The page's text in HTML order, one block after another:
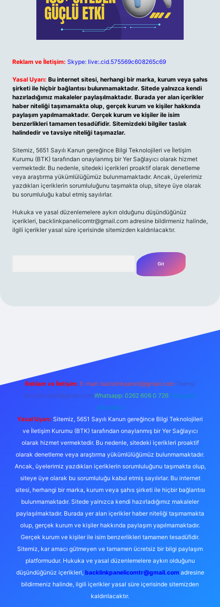
Reklam ve İletişim: Skype: live:.cid.575569c608265c69
Yasal Uyarı: Bu internet sitesi, herhangi bir marka, kurum veya şahıs
şirketi ile hiçbir bağlantısı bulunmamaktadır. Sitede yalnızca kendi
hazırladığımız makaleler paylaşılmaktadır. Burada yer alan içerikler
haber niteliği taşımamakta olup, gerçek kurum ve kişiler hakkında
paylaşım yapılmamaktadır. Gerçek kurum ve kişiler ile isim
benzerlikleri tamamen tesadüfidir. Sitemizdeki bilgiler taslak
halindedir ve tavsiye niteliği taşımazlar.
Sitemiz, 5651 Sayılı Kanun gereğince Bilgi Teknolojileri ve İletişim
Kurumu (BTK) tarafından onaylanmış bir Yer Sağlayıcı olarak hizmet
vermektedir. Bu nedenle, sitedeki içerikleri proaktif olarak denetleme
veya araştırma yükümlülüğümüz bulunmamaktadır. Ancak, üyelerimiz
yazdıkları içeriklerin sorumluluğunu taşımakta olup, siteye üye olarak
bu sorumluluğu kabul etmiş sayılırlar.
Hukuka ve yasal düzenlemelere aykırı olduğunu düşündüğünüz
içerikleri, backlinkpanelicomtr@gmail.com adresine bildirmeniz halinde,
ilgili içerikler yasal süre içerisinde sitemizden kaldırılacaktır.
Reklam ve İletişim: E-mail: backlinkpaneli@gmail.com Teams:
forumhizmeti@gmail.com Whatsapp: 0262 606 0 726 Telegram:
@karabul
Yasal Uyarı: Sitemiz, 5651 Sayılı Kanun gereğince Bilgi Teknolojileri
ve İletişim Kurumu (BTK) tarafından onaylanmış bir Yer Sağlayıcı
olarak hizmet vermektedir. Bu nedenle, sitedeki içerikleri proaktif
olarak denetleme veya araştırma yükümlülüğümüz bulunmamaktadır.
Ancak, üyelerimiz yazdıkları içeriklerin sorumluluğunu taşımakta olup,
siteye üye olarak bu sorumluluğu kabul etmiş sayılırlar. Bu internet
sitesi, herhangi bir marka, kurum veya şahıs şirketi ile hiçbir bağlantısı
bulunmamaktadır. Sitede yalnızca kendi hazırladığımız makaleler
paylaşılmaktadır. Burada yer alan içerikler haber niteliği taşımamakta
olup, gerçek kurum ve kişiler hakkında paylaşım yapılmamaktadır.
Gerçek kurum ve kişiler ile isim benzerlikleri tamamen tesadüfidir.
Sitemiz, kar amacı gütmeyen ve tamamen ücretsiz bir bilgi paylaşım
platformudur. Hukuka ve yasal düzenlemelere aykırı olduğunu
düşündüğünüz içerikleri, backlinkpanelicomtr@gmail.comadresine
bildirmeniz halinde, ilgili içerikler yasal süre içerisinde sitemizden
kaldırılacaktır.